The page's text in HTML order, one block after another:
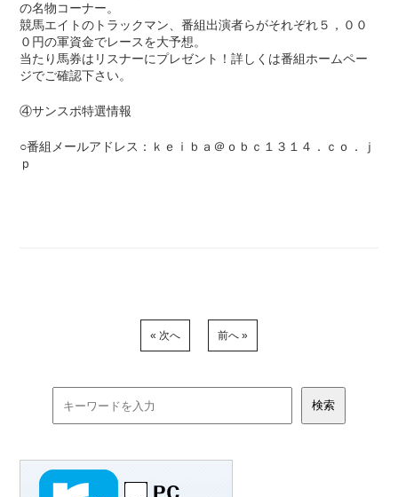
の名物コーナー。
競馬エイトのトラックマン、番組出演者らがそれぞれ５，００
０円の軍資金でレースを大予想。
当たり馬券はリスナーにプレゼント！詳しくは番組ホームペー
ジでご確認下さい。
④サンスポ特選情報
○番組メールアドレス：ｋｅｉｂａ＠ｏｂｃ１３１４．ｃｏ．ｊ
ｐ
« 次へ 前へ »